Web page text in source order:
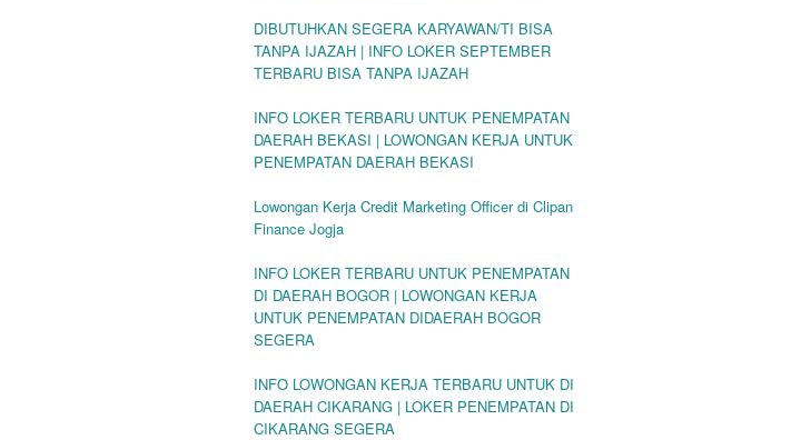
DIBUTUHKAN SEGERA KARYAWAN/TI BISA
TANPA IJAZAH | INFO LOKER SEPTEMBER
TERBARU BISA TANPA IJAZAH
INFO LOKER TERBARU UNTUK PENEMPATAN
DAERAH BEKASI | LOWONGAN KERJA UNTUK
PENEMPATAN DAERAH BEKASI
Lowongan Kerja Credit Marketing Officer di Clipan
Finance Jogja
INFO LOKER TERBARU UNTUK PENEMPATAN
DI DAERAH BOGOR | LOWONGAN KERJA
UNTUK PENEMPATAN DIDAERAH BOGOR
SEGERA
INFO LOWONGAN KERJA TERBARU UNTUK DI
DAERAH CIKARANG | LOKER PENEMPATAN DI
CIKARANG SEGERA